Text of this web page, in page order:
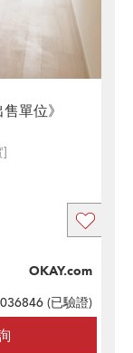
單位》
]
OKAY.com
(已驗證)